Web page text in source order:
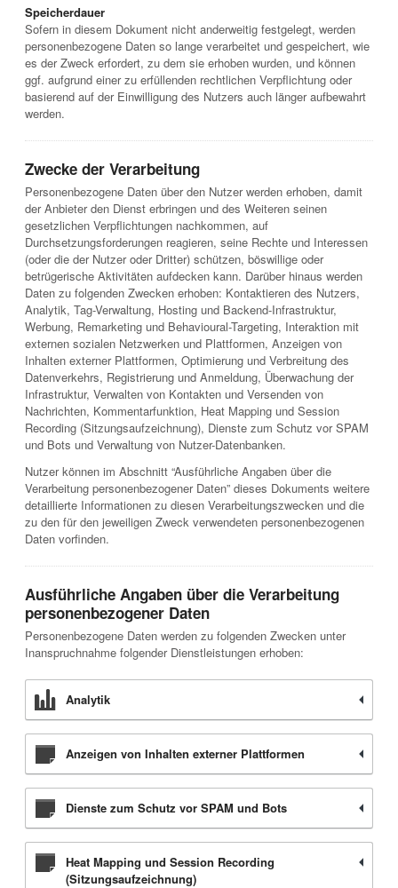
Speicherdauer
Sofern in diesem Dokument nicht anderweitig festgelegt, werden
personenbezogene Daten so lange verarbeitet und gespeichert, wie
es der Zweck erfordert, zu dem sie erhoben wurden, und können
ggf. aufgrund einer zu erfüllenden rechtlichen Verpflichtung oder
basierend auf der Einwilligung des Nutzers auch länger aufbewahrt
werden.
Zwecke der Verarbeitung
Personenbezogene Daten über den Nutzer werden erhoben, damit
der Anbieter den Dienst erbringen und des Weiteren seinen
gesetzlichen Verpflichtungen nachkommen, auf
Durchsetzungsforderungen reagieren, seine Rechte und Interessen
(oder die der Nutzer oder Dritter) schützen, böswillige oder
betrügerische Aktivitäten aufdecken kann. Darüber hinaus werden
Daten zu folgenden Zwecken erhoben: Kontaktieren des Nutzers,
Analytik, Tag-Verwaltung, Hosting und Backend-Infrastruktur,
Werbung, Remarketing und Behavioural-Targeting, Interaktion mit
externen sozialen Netzwerken und Plattformen, Anzeigen von
Inhalten externer Plattformen, Optimierung und Verbreitung des
Datenverkehrs, Registrierung und Anmeldung, Überwachung der
Infrastruktur, Verwalten von Kontakten und Versenden von
Nachrichten, Kommentarfunktion, Heat Mapping und Session
Recording (Sitzungsaufzeichnung), Dienste zum Schutz vor SPAM
und Bots und Verwaltung von Nutzer-Datenbanken.
Nutzer können im Abschnitt “Ausführliche Angaben über die
Verarbeitung personenbezogener Daten” dieses Dokuments weitere
detaillierte Informationen zu diesen Verarbeitungszwecken und die
zu den für den jeweiligen Zweck verwendeten personenbezogenen
Daten vorfinden.
Ausführliche Angaben über die Verarbeitung
personenbezogener Daten
Personenbezogene Daten werden zu folgenden Zwecken unter
Inanspruchnahme folgender Dienstleistungen erhoben:
Analytik
Anzeigen von Inhalten externer Plattformen
Dienste zum Schutz vor SPAM und Bots
Heat Mapping und Session Recording
(Sitzungsaufzeichnung)